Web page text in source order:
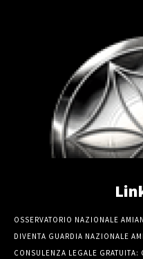
OSSERVATORIO NAZIONALE
DIVENTA GUARDIA NAZIONALE
CONSULENZA LEGALE GRATUITA: